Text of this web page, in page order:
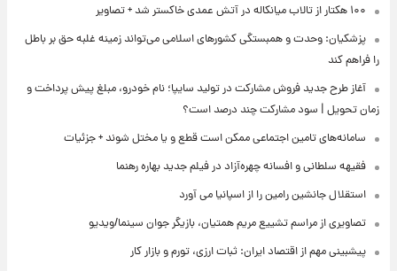
۱۰۰ هکتار از تالاب میانکاله در آتش عمدی خاکستر شد + تصاویر
پزشکیان: وحدت و همبستگی کشورهای اسلامی می‌تواند زمینه غلبه حق بر باطل
را فراهم کند
آغاز طرح جدید فروش مشارکت در تولید سایپا؛ نام خودرو، مبلغ پیش پرداخت و
زمان تحویل | سود مشارکت چند درصد است؟
سامانه‌های تامین اجتماعی ممکن است قطع و یا مختل شوند + جزئیات
فقیهه سلطانی و افسانه چهره‌آزاد در فیلم جدید بهاره رهنما
استقلال جانشین رامین را از اسپانیا می آورد
تصاویری از مراسم تشییع مریم همتیان، بازیگر جوان سینما/ویدیو
پیشبینی مهم از اقتصاد ایران: ثبات ارزی، تورم و بازار کار